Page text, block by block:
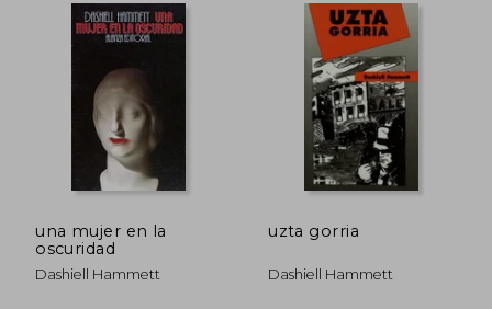
5%
dcto.
una mujer en la
oscuridad
Dashiell Hammett
uzta gorria
Dashiell Hammett